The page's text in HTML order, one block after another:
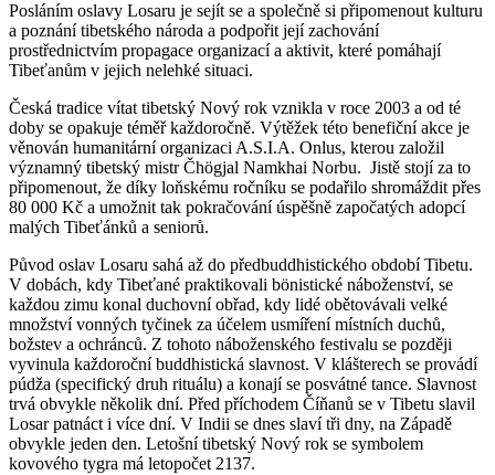
Posláním oslavy Losaru je sejít se a společně si připomenout kulturu
a poznání tibetského národa a podpořit její zachování
prostřednictvím propagace organizací a aktivit, které pomáhají
Tibeťanům v jejich nelehké situaci.
Česká tradice vítat tibetský Nový rok vznikla v roce 2003 a od té
doby se opakuje téměř každoročně. Výtěžek této benefiční akce je
věnován humanitární organizaci A.S.I.A. Onlus, kterou založil
významný tibetský mistr Čhögjal Namkhai Norbu. Jistě stojí za to
připomenout, že díky loňskému ročníku se podařilo shromáždit přes
80 000 Kč a umožnit tak pokračování úspěšně započatých adopcí
malých Tibeťánků a seniorů.
Původ oslav Losaru sahá až do předbuddhistického období Tibetu.
V dobách, kdy Tibeťané praktikovali bönistické náboženství, se
každou zimu konal duchovní obřad, kdy lidé obětovávali velké
množství vonných tyčinek za účelem usmíření místních duchů,
božstev a ochránců. Z tohoto náboženského festivalu se později
vyvinula každoroční buddhistická slavnost. V klášterech se provádí
púdža (specifický druh rituálu) a konají se posvátné tance. Slavnost
trvá obvykle několik dní. Před příchodem Číňanů se v Tibetu slavil
Losar patnáct i více dní. V Indii se dnes slaví tři dny, na Západě
obvykle jeden den. Letošní tibetský Nový rok se symbolem
kovového tygra má letopočet 2137.